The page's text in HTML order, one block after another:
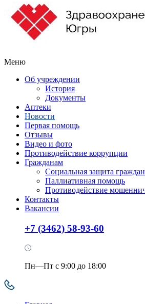
Меню
Об учреждении
История
Документы
Аптеки
Новости
Первая помощь
Отзывы
Видео и фото
Противодействие коррупции
Гражданам
Социальная защита граждан
Паллиативная помощь
Противодействие
Контакты
Вакансии
+7 (3462) 58-93-60
Пн—Пт с 9:00 до 18:00